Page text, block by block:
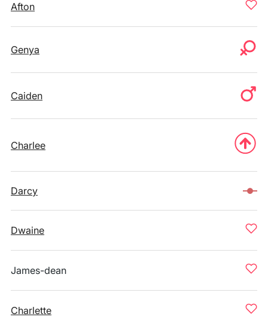
Afton
Genya
Caiden
Charlee
Darcy
Dwaine
James-dean
Charlette